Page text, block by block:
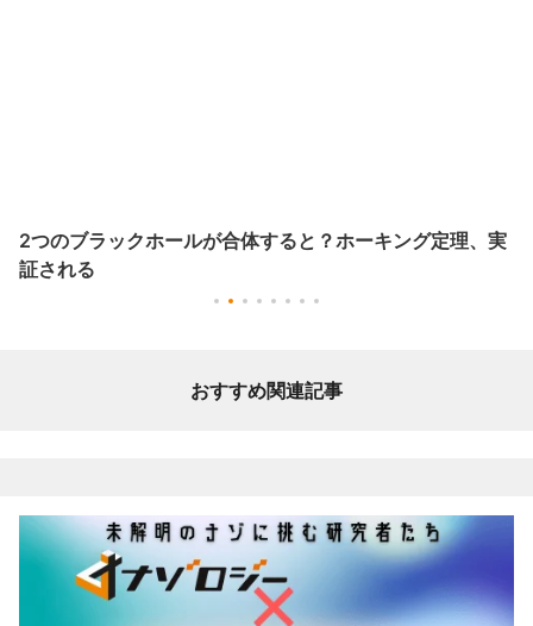
2つのブラックホールが合体すると？ホーキング定理、実
証される
おすすめ関連記事